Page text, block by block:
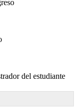
del estudiante